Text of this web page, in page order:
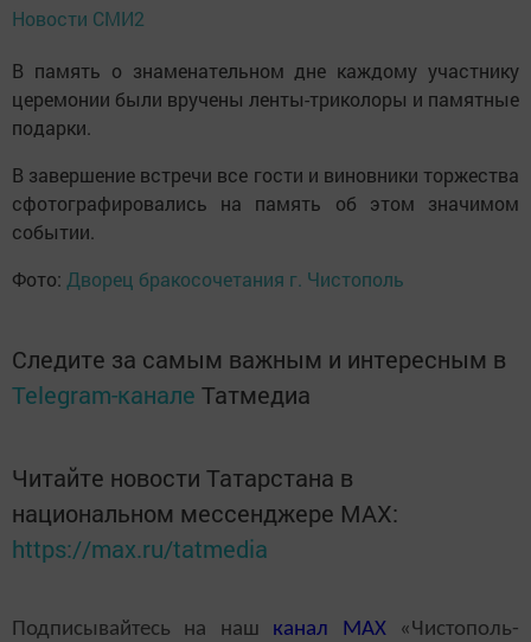
Новости СМИ2
В память о знаменательном дне каждому участнику
церемонии были вручены ленты-триколоры и памятные
подарки.
В завершение встречи все гости и виновники торжества
сфотографировались на память об этом значимом
событии.
Фото: Дворец бракосочетания г. Чистополь
Следите за самым важным и интересным в
Telegram-канале Татмедиа
Читайте новости Татарстана в
национальном мессенджере MАХ:
https://max.ru/tatmedia
Подписывайтесь на наш канал MAX«Чистополь-